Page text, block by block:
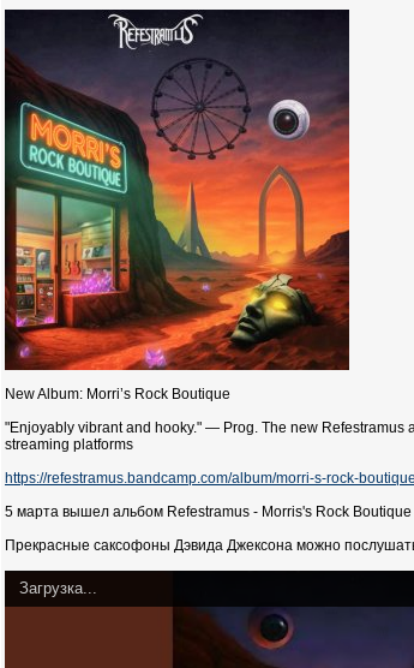
New Album: Morri’s Rock Boutique
"Enjoyably vibrant and hooky." — Prog. The new Refestramus
streaming platforms
https://refestramus.bandcamp.com/album/morri-s-rock-boutique
5 марта вышел альбом Refestramus - Morris's Rock Boutique
Прекрасные саксофоны Дэвида Джексона можно
Загрузка...